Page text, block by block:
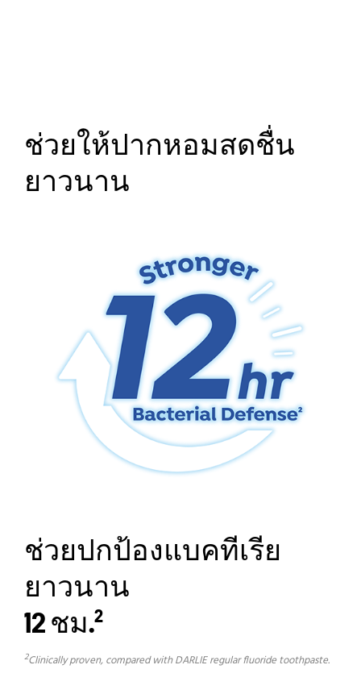
ช่วยให้ปากหอมสดชื่น
ยาวนาน
ช่วยปกป้องแบคทีเรีย
ยาวนาน
12 ชม.2
2Clinically proven, compared with DARLIE regular fluoride toothpaste.